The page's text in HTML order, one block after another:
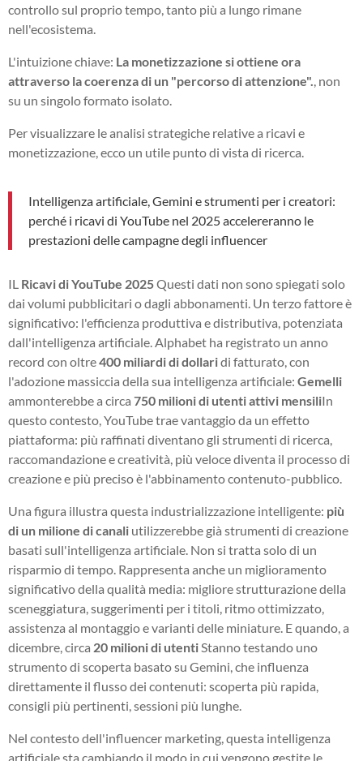
controllo sul proprio tempo, tanto più a lungo rimane
nell'ecosistema.
L'intuizione chiave: La monetizzazione si ottiene ora
attraverso la coerenza di un "percorso di attenzione". , non
su un singolo formato isolato.
Per visualizzare le analisi strategiche relative a ricavi e
monetizzazione, ecco un utile punto di vista di ricerca.
Intelligenza artificiale, Gemini e strumenti per i creatori:
perché i ricavi di YouTube nel 2025 accelereranno le
prestazioni delle campagne degli influencer
IL Ricavi di YouTube 2025Questi dati non sono spiegati solo
dai volumi pubblicitari o dagli abbonamenti. Un terzo fattore è
significativo: l'efficienza produttiva e distributiva, potenziata
dall'intelligenza artificiale. Alphabet ha registrato un anno
record con oltre400 miliardi di dollaridi fatturato, con
l'adozione massiccia della sua intelligenza artificiale: Gemelli
ammonterebbe a circa 750 milioni di utenti attivi mensiliIn
questo contesto, YouTube trae vantaggio da un effetto
piattaforma: più raffinati diventano gli strumenti di ricerca,
raccomandazione e creatività, più veloce diventa il processo di
creazione e più preciso è l'abbinamento contenuto-pubblico.
Una figura illustra questa industrializzazione intelligente: più
di un milione di canali utilizzerebbe già strumenti di creazione
basati sull'intelligenza artificiale. Non si tratta solo di un
risparmio di tempo. Rappresenta anche un miglioramento
significativo della qualità media: migliore strutturazione della
sceneggiatura, suggerimenti per i titoli, ritmo ottimizzato,
assistenza al montaggio e varianti delle miniature. E quando, a
dicembre, circa 20 milioni di utenti Stanno testando uno
strumento di scoperta basato su Gemini, che influenza
direttamente il flusso dei contenuti: scoperta più rapida,
consigli più pertinenti, sessioni più lunghe.
Nel contesto dell'influencer marketing, questa intelligenza
artificiale sta cambiando il modo in cui vengono gestite le